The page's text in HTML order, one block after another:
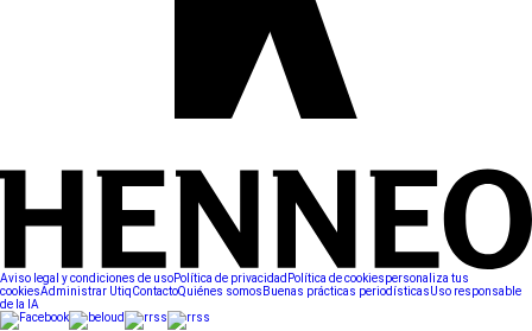
Aviso legal y condiciones de usoPolítica de privacidad Política de cookiespersonaliza tus
cookiesAdministrar UtiqContactoQuiénes somos Buenas prácticas periodísticasUso responsable
de la IA